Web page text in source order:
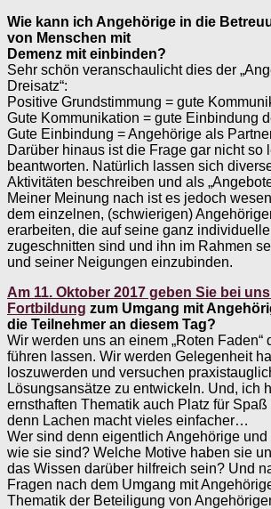
Wie kann ich Angehörige in die
von Menschen mit
Demenz mit einbinden?
Sehr schön veranschaulicht dies der
Dreisatz“:
Positive Grundstimmung = gute
Gute Kommunikation = gute Einbindung
Gute Einbindung = Angehörige als
Darüber hinaus ist die Frage gar nicht so
beantworten. Natürlich lassen sich
Aktivitäten beschreiben und als
Meiner Meinung nach ist es jedoch
dem einzelnen, (schwierigen)
erarbeiten, die auf seine ganz
zugeschnitten sind und ihn im Rahmen
und seiner Neigungen einzubinden.
Am 11. Oktober 2017 geben Sie bei
Fortbildung zum Umgang mit
die Teilnehmer an diesem Tag?
Wir werden uns an einem „Roten Faden“
führen lassen. Wir werden Gelegenheit
loszuwerden und versuchen
Lösungsansätze zu entwickeln. Und, ich
ernsthaften Thematik auch Platz für
denn Lachen macht vieles einfacher…
Wer sind denn eigentlich Angehörige
wie sie sind? Welche Motive haben sie
das Wissen darüber hilfreich sein? Und
Fragen nach dem Umgang mit
Thematik der Beteiligung von